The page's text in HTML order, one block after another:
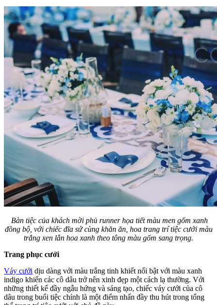
Bàn tiệc của khách mời phủ runner họa tiết màu men gốm xanh
đồng bộ, với chiếc đĩa sứ cùng khăn ăn, hoa trang trí tiệc cưới màu
trắng xen lẫn hoa xanh theo tông màu gốm sang trọng.
Trang phục cưới
Váy cưới dịu dàng với màu trắng tinh khiết nổi bật với màu xanh
indigo khiến các cô dâu trở nên xinh đẹp một cách lạ thường. Với
những thiết kế đầy ngẫu hứng và sáng tạo, chiếc váy cưới của cô
dâu trong buổi tiệc chính là một điểm nhấn đầy thu hút trong tổng